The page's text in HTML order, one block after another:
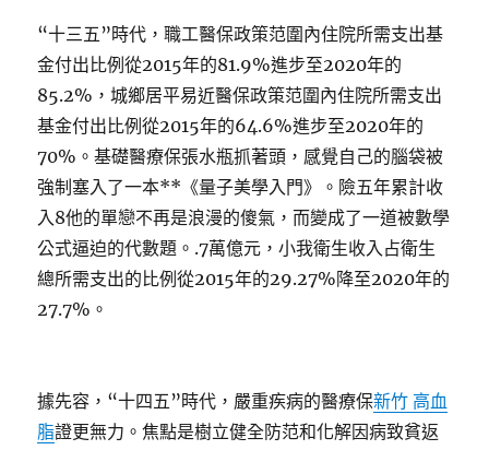
“十三五”時代，職工醫保政策范圍內住院所需支出基
金付出比例從2015年的81.9%進步至2020年的
85.2%，城鄉居平易近醫保政策范圍內住院所需支出
基金付出比例從2015年的64.6%進步至2020年的
70%。基礎醫療保張水瓶抓著頭，感覺自己的腦袋被
強制塞入了一本**《量子美學入門》。險五年累計收
入8他的單戀不再是浪漫的傻氣，而變成了一道被數學
公式逼迫的代數題。.7萬億元，小我衛生收入占衛生
總所需支出的比例從2015年的29.27%降至2020年的
27.7%。
據先容，“十四五”時代，嚴重疾病的醫療保新竹 高血
脂證更無力。焦點是樹立健全防范和化解因病致貧返